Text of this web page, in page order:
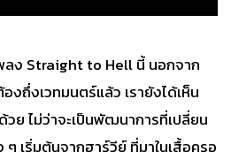
ลง Straight to Hell นี้ นอกจาก
งถึ่งเวทมนตร์แล้ว เรายังได้เห็น
วย ไม่ว่าจะเป็นพัฒนาการที่เปลี่ยน
เริ่มต้นจากฮาร์วีย์ ที่มาในเสื้อครอ